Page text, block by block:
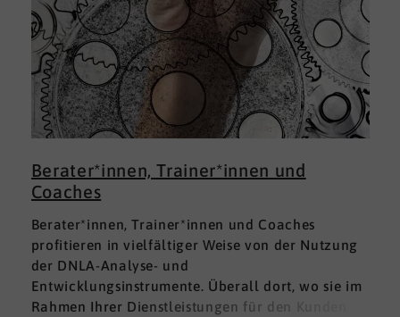
Berater*innen, Trainer*innen und
Coaches
Berater*innen, Trainer*innen und Coaches
profitieren in vielfältiger Weise von der Nutzung
der DNLA-Analyse- und
Entwicklungsinstrumente. Überall dort, wo sie im
Rahmen Ihrer Dienstleistungen für den Kunden